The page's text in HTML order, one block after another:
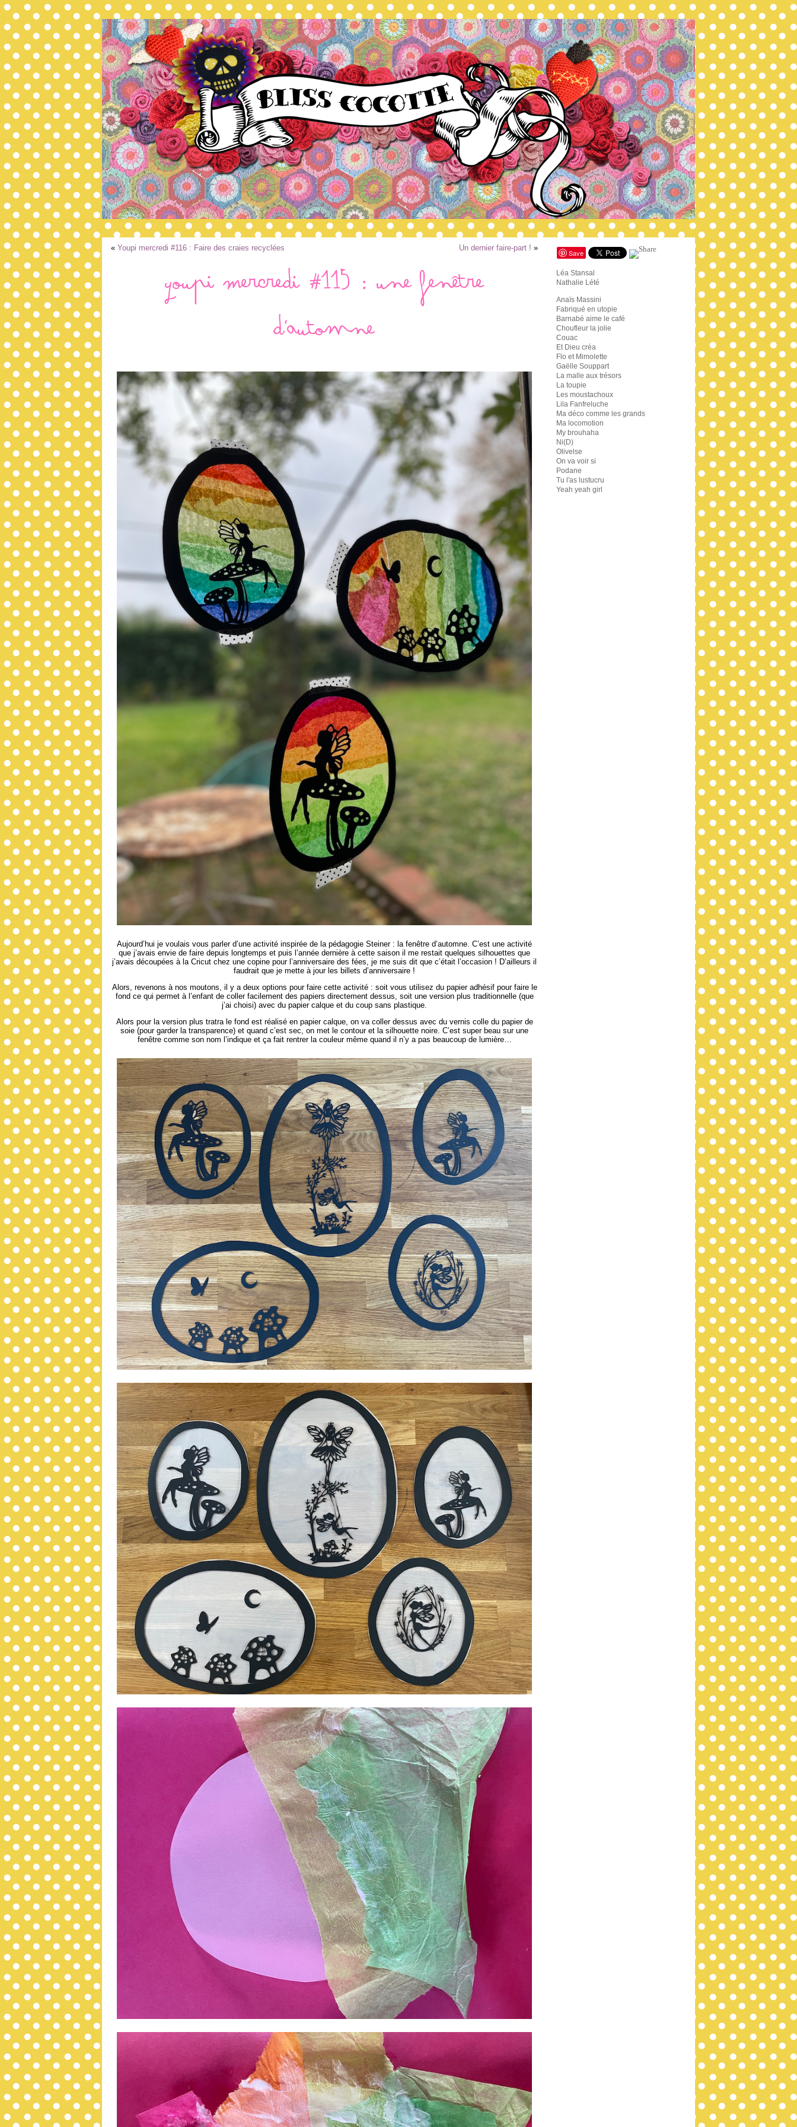
« Youpi mercredi #116 : Faire des craies recyclées Un dernier faire-part ! »
Youpi Mercredi #115 : une fenêtre
d'automne
Aujourd’hui je voulais vous parler d’une activité inspirée de la pédagogie Steiner : la fenêtre d’automne. C’est une activité
que j’avais envie de faire depuis longtemps et puis l’année dernière à cette saison il me restait quelques silhouettes que
j’avais découpées à la Cricut chez une copine pour l’anniversaire des fées, je me suis dit que c’était l’occasion ! D’ailleurs il
faudrait que je mette à jour les billets d’anniversaire !
Alors, revenons à nos moutons, il y a deux options pour faire cette activité : soit vous utilisez du papier adhésif pour faire le
fond ce qui permet à l’enfant de coller facilement des papiers directement dessus, soit une version plus traditionnelle (que
j’ai choisi) avec du papier calque et du coup sans plastique.
Alors pour la version plus tratra le fond est réalisé en papier calque, on va coller dessus avec du vernis colle du papier de
soie (pour garder la transparence) et quand c’est sec, on met le contour et la silhouette noire. C’est super beau sur une
fenêtre comme son nom l’indique et ça fait rentrer la couleur même quand il n’y a pas beaucoup de lumière…
Save
Léa Stansal
Nathalie Lété
Anaïs Massini
Fabriqué en utopie
Barnabé aime le café
Choufleur la jolie
Couac
Et Dieu créa
Flo et Mimolette
Gaëlle Souppart
La malle aux trésors
La toupie
Les moustachoux
Lila Fanfreluche
Ma déco comme les grands
Ma locomotion
My brouhaha
Ni(D)
Olivelse
On va voir si
Podane
Tu l'as lustucru
Yeah yeah girl